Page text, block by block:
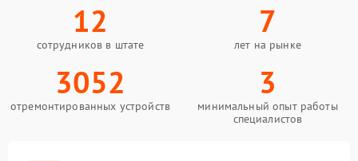
12
сотрудников в штате
7
лет на рынке
3052
отремонтированных устройств
3
минимальный опыт работы
специалистов